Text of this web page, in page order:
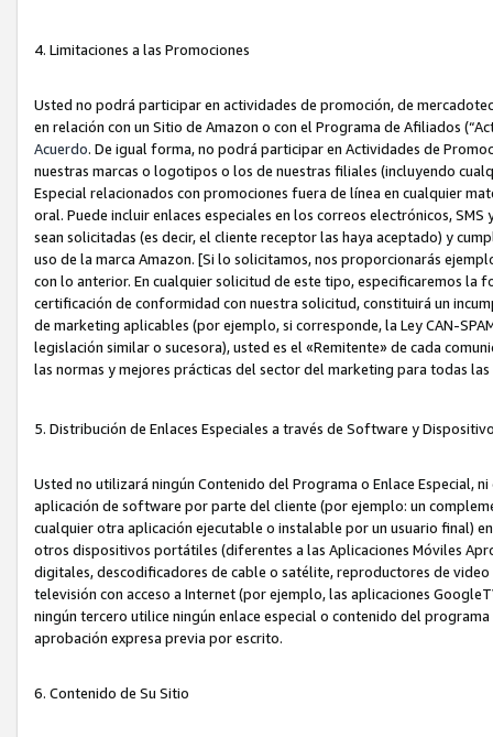
4. Limitaciones a las Promociones
Usted no podrá participar en actividades de promoción, de
en relación con un Sitio de Amazon o con el Programa de Afiliados
Acuerdo. De igual forma, no podrá participar en Actividades de
nuestras marcas o logotipos o los de nuestras filiales (incluyendo
Especial relacionados con promociones fuera de línea en cualquier
oral. Puede incluir enlaces especiales en los correos electrónicos,
sean solicitadas (es decir, el cliente receptor las haya aceptado) y
uso de la marca Amazon. [Si lo solicitamos, nos proporcionarás
con lo anterior. En cualquier solicitud de este tipo, especificaremos
certificación de conformidad con nuestra solicitud, constituirá un
de marketing aplicables (por ejemplo, si corresponde, la Ley CAN-
legislación similar o sucesora), usted es el «Remitente» de cada
las normas y mejores prácticas del sector del marketing para todas
5. Distribución de Enlaces Especiales a través de Software y
Usted no utilizará ningún Contenido del Programa o Enlace Especial,
aplicación de software por parte del cliente (por ejemplo: un
cualquier otra aplicación ejecutable o instalable por un usuario final)
otros dispositivos portátiles (diferentes a las Aplicaciones Móviles
digitales, descodificadores de cable o satélite, reproductores de
televisión con acceso a Internet (por ejemplo, las aplicaciones
ningún tercero utilice ningún enlace especial o contenido del
aprobación expresa previa por escrito.
6. Contenido de Su Sitio